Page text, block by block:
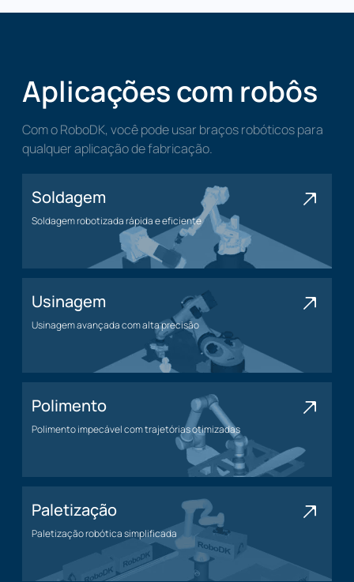
Aplicações com robôs
Com o RoboDK, você pode usar braços robóticos para
qualquer aplicação de fabricação.
Soldagem
Soldagem robotizada rápida e eficiente
Usinagem
Usinagem avançada com alta precisão
Polimento
Polimento impecável com trajetórias otimizadas
Paletização
Paletização robótica simplificada